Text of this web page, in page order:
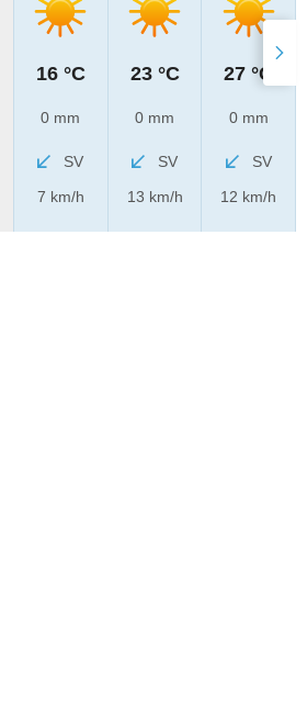
16 °C
0 mm
SV
7 km/h
23 °C
0 mm
SV
13 km/h
27 °C
0 mm
SV
12 km/h